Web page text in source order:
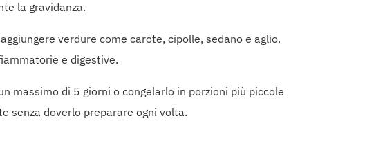
la gravidanza.
verdure come carote, cipolle, sedano e aglio.
e digestive.
massimo di 5 giorni o congelarlo in porzioni più piccole
senza doverlo preparare ogni volta.